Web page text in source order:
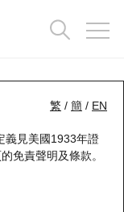
繁 / 簡 / EN
義見美國1933年證
免責聲明及條款。